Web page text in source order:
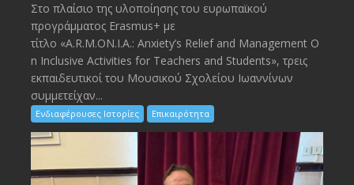
Στο πλαίσιο της υλοποίησης του ευρωπαϊκού
προγράμματος Erasmus+ με
τίτλο «A.R.M.ON.I.A.: Anxiety’s Relief and Management O
n Inclusive Activities for Teachers and Students», τρεις
εκπαιδευτικοί του Μουσικού Σχολείου Ιωαννίνων
συμμετείχαν...
Ενδιαφέρουσες Ιστορίες Επικαιρότητα